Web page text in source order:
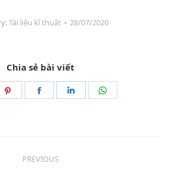
Tài liệu kĩ thuật 28/07/2020
Chia sẻ bài viết
PREVIOUS